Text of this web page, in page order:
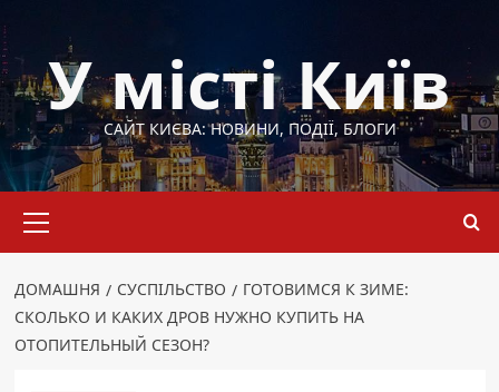
до
вмістуУ місті Київ
САЙТ КИЄВА: НОВИНИ, ПОДІЇ, БЛОГИ
меню
ДОМАШНЯ СУСПІЛЬСТВО
ГОТОВИМСЯ К ЗИМЕ:
СКОЛЬКО И КАКИХ ДРОВ НУЖНО КУПИТЬ НА
ОТОПИТЕЛЬНЫЙ СЕЗОН?